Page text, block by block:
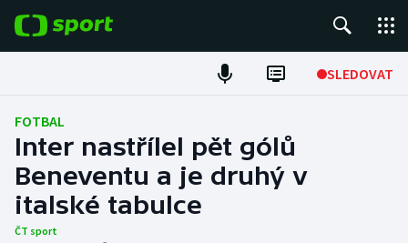
SLEDOVAT
Fotbal
Hokej
Tenis
FOTBAL
Inter nastřílel pět gólů
Beneventu a je druhý v
italské tabulce
ČT sport